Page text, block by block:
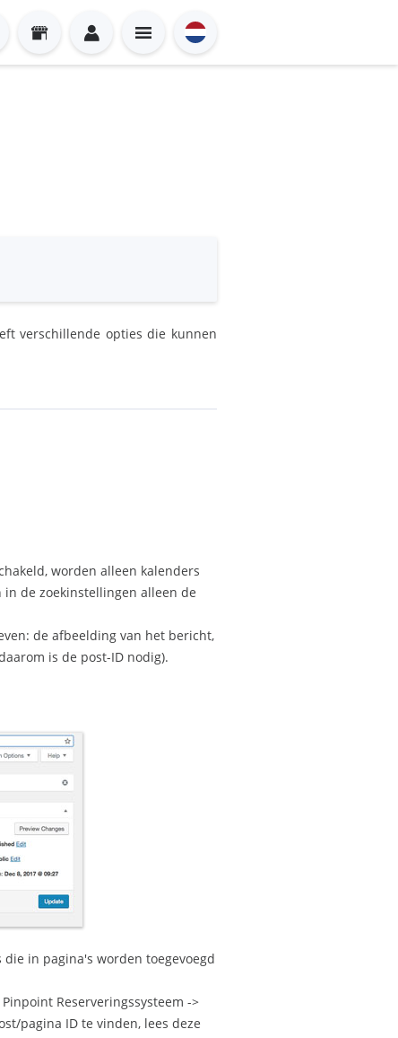
verschillende opties die kunnen
worden alleen kalenders
de zoekinstellingen alleen de
de afbeelding van het bericht,
is de post-ID nodig).
in pagina's worden toegevoegd
Reserveringssysteem ->
pagina ID te vinden, lees deze